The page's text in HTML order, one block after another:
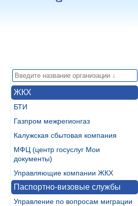
ЖКХ
БТИ
Газпром межрегионгаз
Калужская сбытовая компания
МФЦ (центр госуслуг Мои
документы)
Управляющие компании ЖКХ
Паспортно-визовые службы
Управление по вопросам миграции